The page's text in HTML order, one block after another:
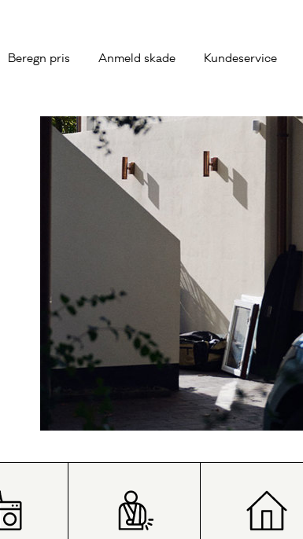
Beregn pris Anmeld skade Kundeservice